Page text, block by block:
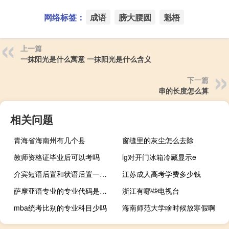
网络标签： 成语 膀大腰圆 魁梧
上一篇
一抹阳光是什么寓意 一抹阳光是什么含义
下一篇
串的长度怎么算
相关问题
青海省海南州有几个县
窗缝里的灰尘怎么去除
教师资格证毕业后可以考吗
lg对开门冰箱冷藏显示e
介宾短语后置和状语后置一样吗?
江苏成人高考学费多少钱
萨摩亚语专业的专业代码是什么
浙江有哪些电视台
mba统考比别的专业科目少吗
海南师范大学啥时候放寒假啊